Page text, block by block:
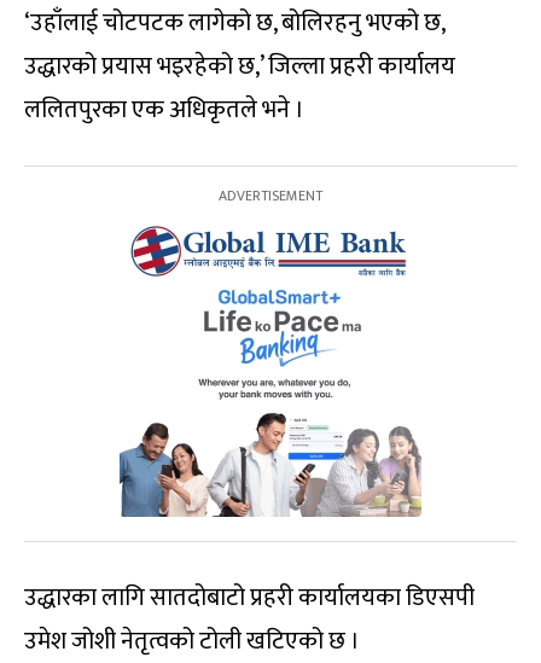
‘उहाँलाई चोटपटक लागेको छ, बोलिरहनु भएको छ,
उद्धारको प्रयास भइरहेको छ,’ जिल्ला प्रहरी कार्यालय
ललितपुरका एक अधिकृतले भने ।
उद्धारका लागि सातदोबाटो प्रहरी कार्यालयका डिएसपी
उमेश जोशी नेतृत्वको टोली खटिएको छ ।